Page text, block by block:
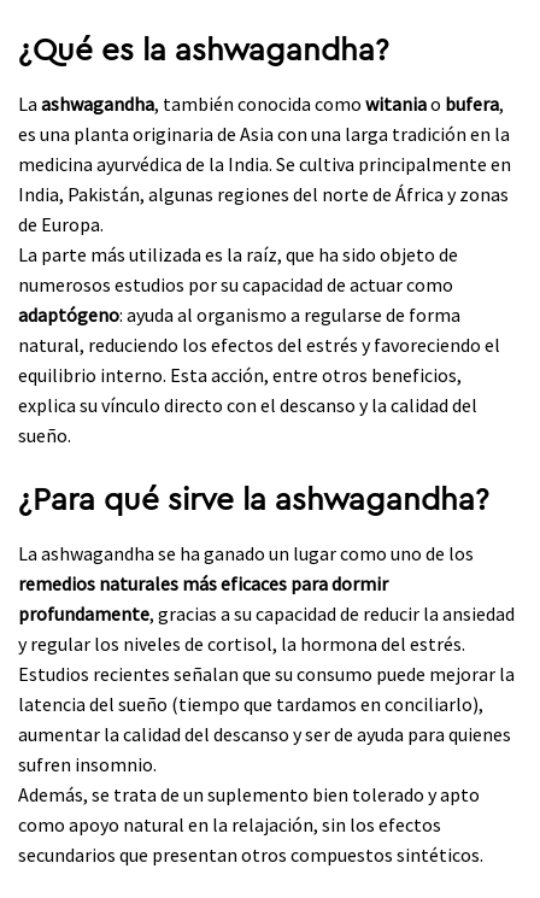
¿Qué es la ashwagandha?
La ashwagandha, también conocida como witaniao bufera,
es una planta originaria de Asia con una larga tradición en la
medicina ayurvédica de la India. Se cultiva principalmente en
India, Pakistán, algunas regiones del norte de África y zonas
de Europa.
La parte más utilizada es la raíz, que ha sido objeto de
numerosos estudios por su capacidad de actuar como
adaptógeno: ayuda al organismo a regularse de forma
natural, reduciendo los efectos del estrés y favoreciendo el
equilibrio interno. Esta acción, entre otros beneficios,
explica su vínculo directo con el descanso y la calidad del
sueño.
¿Para qué sirve la ashwagandha?
La ashwagandha se ha ganado un lugar como uno de los
remedios naturales más eficaces para dormir
profundamente, gracias a su capacidad de reducir la ansiedad
y regular los niveles de cortisol, la hormona del estrés.
Estudios recientes señalan que su consumo puede mejorar la
latencia del sueño (tiempo que tardamos en conciliarlo),
aumentar la calidad del descanso y ser de ayuda para quienes
sufren insomnio.
Además, se trata de un suplemento bien tolerado y apto
como apoyo natural en la relajación, sin los efectos
secundarios que presentan otros compuestos sintéticos.